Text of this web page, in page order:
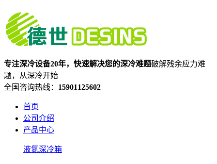
专注深冷设备20年，快速解决您的深冷难题破解残余应力难
题，从深冷开始
全国咨询热线： 15901125602
首页
公司介绍
产品中心
液氮深冷箱